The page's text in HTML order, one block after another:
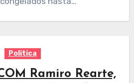
Politica
Ramiro Rearte,